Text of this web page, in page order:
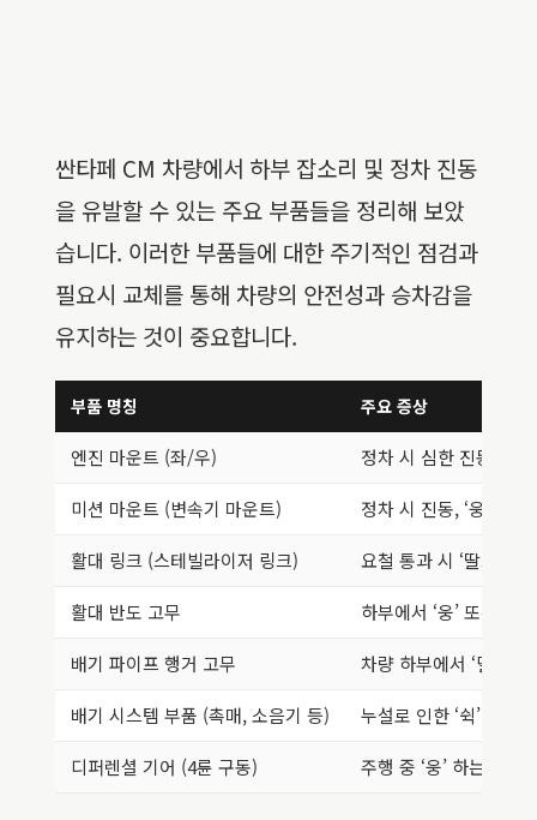
싼타페 CM 차량에서 하부 잡소리 및 정차 진동
을 유발할 수 있는 주요 부품들을 정리해 보았
습니다. 이러한 부품들에 대한 주기적인 점검과
필요시 교체를 통해 차량의 안전성과 승차감을
유지하는 것이 중요합니다.
부품 명칭 주요 증상
엔진 마운트 (좌/우) 정차 시 심한 진동, 덜
미션 마운트 (변속기 마운트) 정차 시 진동, ‘웅’ 하
활대 링크 (스테빌라이저 링크) 요철 통과 시 ‘딸그락’,
활대 반도 고무 하부에서 ‘웅’ 또는 ‘
배기 파이프 행거 고무 차량 하부에서 ‘덜덜’
배기 시스템 부품 (촉매, 소음기 등) 누설로 인한 ‘쉭’ 또는
디퍼렌셜 기어 (4륜 구동) 주행 중 ‘웅’ 하는 소음